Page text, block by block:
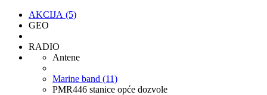
AKCIJA (5)
GEO
RADIO
Antene
Marine band (11)
PMR446 stanice opće dozvole